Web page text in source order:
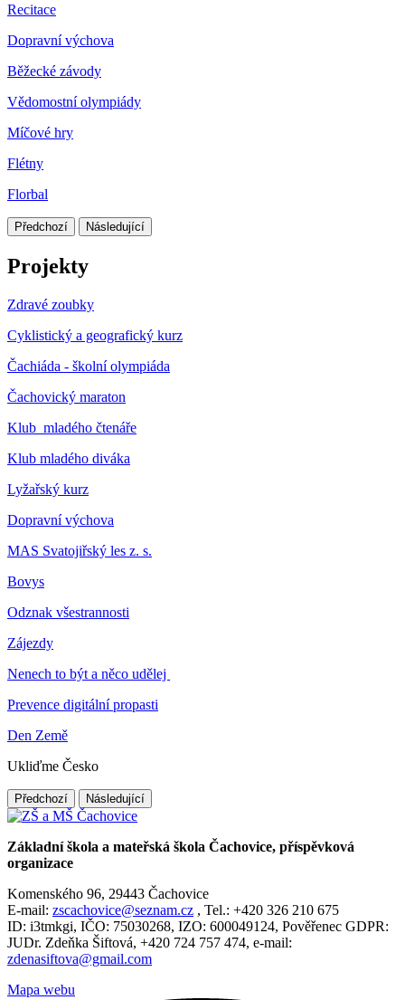
Recitace
Dopravní výchova
Běžecké závody
Vědomostní olympiády
Míčové hry
Flétny
Florbal
Předchozí Následující
Projekty
Zdravé zoubky
Cyklistický a geografický kurz
Čachiáda - školní olympiáda
Čachovický maraton
Klub mladého čtenáře
Klub mladého diváka
Lyžařský kurz
Dopravní výchova
MAS Svatojiřský les z. s.
Bovys
Odznak všestrannosti
Zájezdy
Nenech to být a něco udělej
Prevence digitální propasti
Den Země
Ukliďme Česko
Předchozí Následující
Základní škola a mateřská škola Čachovice, příspěvková
organizace
Komenského 96, 29443 Čachovice
E-mail: zscachovice@seznam.cz , Tel.: +420 326 210 675
ID: i3tmkgi, IČO: 75030268, IZO: 600049124, Pověřenec GDPR:
JUDr. Zdeňka Šiftová, +420 724 757 474, e-mail:
zdenasiftova@gmail.com
Mapa webu